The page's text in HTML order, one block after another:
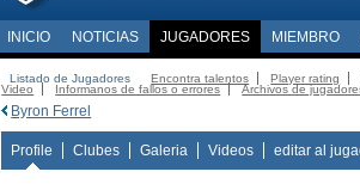
INICIO NOTICIAS JUGADORES MIEMBRO
Listado de Jugadores Encontra talentos Player rating
Video
Informanos de fallos o errores Archivos de
Byron Ferrel
Profile Clubes Galeria Videos editar al